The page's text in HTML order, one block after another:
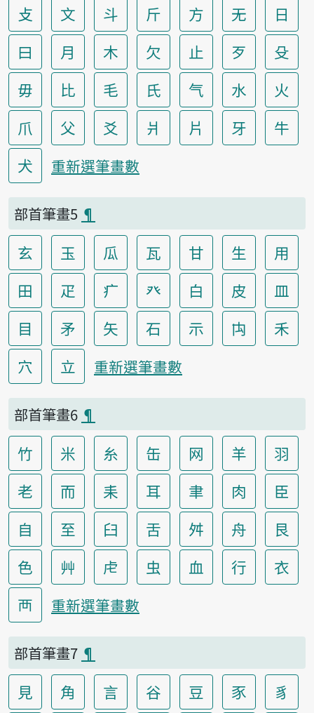
攴 文 斗 斤 方 无
日
曰
月 木 欠 止 歹
殳
毋
比 毛 氏 气 水
火
爪
父 爻 爿 片 牙
牛
犬
重新選筆畫數
部首筆畫5 ¶
玄 玉 瓜 瓦 甘 生
用
田
疋 疒 癶 白 皮
皿
目
矛 矢 石 示 禸
禾
穴
立 重新選筆畫數
部首筆畫6 ¶
竹 米 糸 缶 网 羊
羽
老
而 耒 耳 聿 肉
臣
自
至 臼 舌 舛 舟
艮
色
艸 虍 虫 血 行
衣
襾
重新選筆畫數
部首筆畫7 ¶
見 角 言 谷 豆 豕
豸